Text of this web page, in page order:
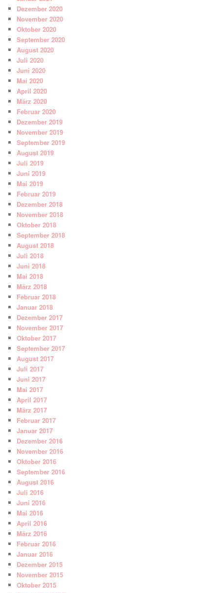
Dezember 2020
November 2020
Oktober 2020
September 2020
August 2020
Juli 2020
Juni 2020
Mai 2020
April 2020
März 2020
Februar 2020
Dezember 2019
November 2019
September 2019
August 2019
Juli 2019
Juni 2019
Mai 2019
Februar 2019
Dezember 2018
November 2018
Oktober 2018
September 2018
August 2018
Juli 2018
Juni 2018
Mai 2018
März 2018
Februar 2018
Januar 2018
Dezember 2017
November 2017
Oktober 2017
September 2017
August 2017
Juli 2017
Juni 2017
Mai 2017
April 2017
März 2017
Februar 2017
Januar 2017
Dezember 2016
November 2016
Oktober 2016
September 2016
August 2016
Juli 2016
Juni 2016
Mai 2016
April 2016
März 2016
Februar 2016
Januar 2016
Dezember 2015
November 2015
Oktober 2015